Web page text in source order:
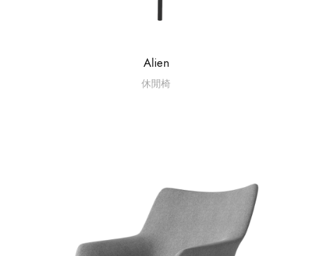
Alien
休閒椅